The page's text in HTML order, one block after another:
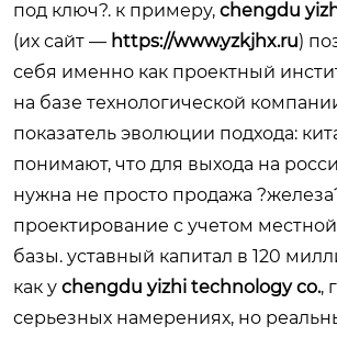
под ключ?. к примеру, chengdu
(их сайт — https://www.yzkjhx.ru)
себя именно как проектный
на базе технологической
показатель эволюции подхода:
понимают, что для выхода на
нужна не просто продажа
проектирование с учетом
базы. уставный капитал в 120
как у chengdu yizhi technology co.,
серьезных намерениях, но